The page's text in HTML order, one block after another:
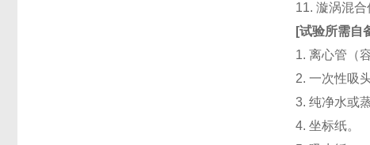
11. 漩涡混合
[试验所需自
1. 离心管（
2. 一次性吸
3. 纯净水或
4. 坐标纸。